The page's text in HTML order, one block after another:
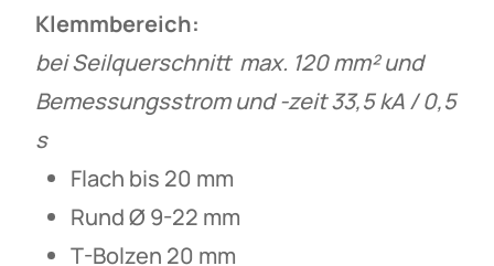
Klemmbereich:
bei Seilquerschnitt max. 120 mm² und
Bemessungsstrom und -zeit 33,5 kA / 0,5
s
Flach bis 20 mm
Rund Ø 9-22 mm
T-Bolzen 20 mm